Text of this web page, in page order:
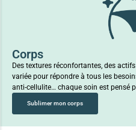
Corps
Des textures réconfortantes, des
variée pour répondre à tous les
anti-cellulite… chaque soin est pensé
Sublimer mon corps